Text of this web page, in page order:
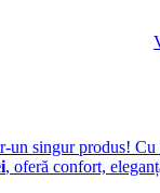
un singur produs! Cu
, oferă confort,